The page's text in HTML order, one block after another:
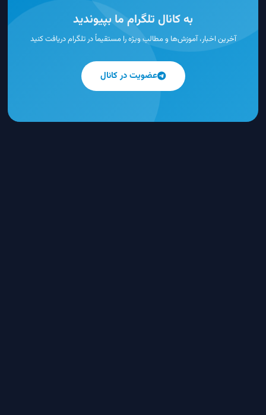
به کانال تلگرام ما بپیوندید
آخرین اخبار، آموزش‌ها و مطالب ویژه را مستقیماً در تلگرام دریافت کنید
عضویت در کانال